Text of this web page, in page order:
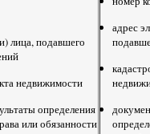
лица, подавшего
недвижимости
определения
или обязанности
адрес